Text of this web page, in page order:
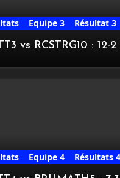
Equipe 3
Résultat 3
vs RCSTRG10 : 12-2
Equipe 4
Résultats 4